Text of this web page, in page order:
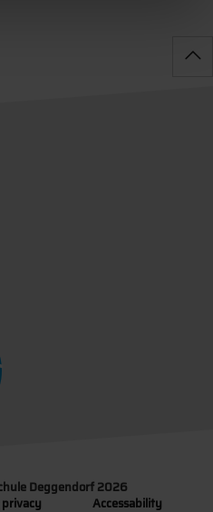
Deggendorf 2026
Accessability